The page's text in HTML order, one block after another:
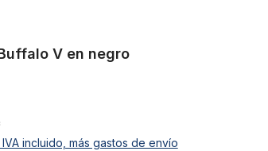
V en negro
incluido, más gastos de envío